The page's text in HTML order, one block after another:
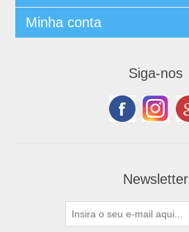
Minha conta
Siga-nos
Newsletter